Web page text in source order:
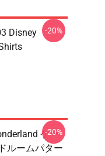
Disney
-20%
ケー
ルームパター
-20%